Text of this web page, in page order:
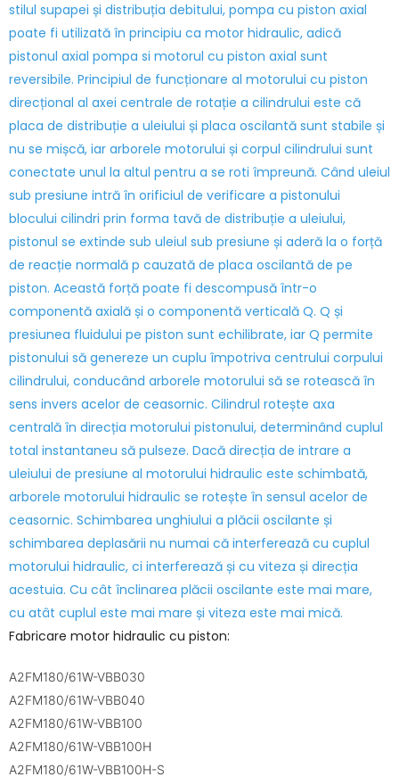
stilul supapei și distribuția debitului, pompa cu piston axial
poate fi utilizată în principiu ca motor hidraulic, adică
pistonul axial pompa si motorul cu piston axial sunt
reversibile. Principiul de funcționare al motorului cu piston
direcțional al axei centrale de rotație a cilindrului este că
placa de distribuție a uleiului și placa oscilantă sunt stabile și
nu se mișcă, iar arborele motorului și corpul cilindrului sunt
conectate unul la altul pentru a se roti împreună. Când uleiul
sub presiune intră în orificiul de verificare a pistonului
blocului cilindri prin forma tavă de distribuție a uleiului,
pistonul se extinde sub uleiul sub presiune și aderă la o forță
de reacție normală p cauzată de placa oscilantă de pe
piston. Această forță poate fi descompusă într-o
componentă axială și o componentă verticală Q. Q și
presiunea fluidului pe piston sunt echilibrate, iar Q permite
pistonului să genereze un cuplu împotriva centrului corpului
cilindrului, conducând arborele motorului să se rotească în
sens invers acelor de ceasornic. Cilindrul rotește axa
centrală în direcția motorului pistonului, determinând cuplul
total instantaneu să pulseze. Dacă direcția de intrare a
uleiului de presiune al motorului hidraulic este schimbată,
arborele motorului hidraulic se rotește în sensul acelor de
ceasornic. Schimbarea unghiului a plăcii oscilante și
schimbarea deplasării nu numai că interferează cu cuplul
motorului hidraulic, ci interferează și cu viteza și direcția
acestuia. Cu cât înclinarea plăcii oscilante este mai mare,
cu atât cuplul este mai mare și viteza este mai mică.
Fabricare motor hidraulic cu piston:
A2FM180/61W-VBB030
A2FM180/61W-VBB040
A2FM180/61W-VBB100
A2FM180/61W-VBB100H
A2FM180/61W-VBB100H-S